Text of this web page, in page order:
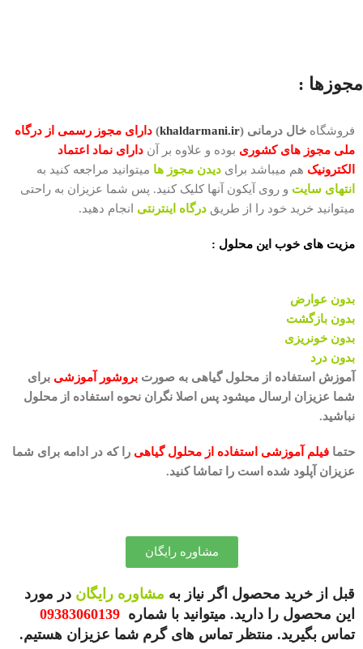
مجوزها :
فروشگاه خال درمانی (khaldarmani.ir
) دارای مجوز رسمی از درگاه
ملی مجوز های کشوری بوده و علاوه بر آن دارای نماد اعتماد
الکترونیک هم میباشد برای دیدن مجوز ها میتوانید مراجعه کنید به
انتهای سایت و روی آیکون آنها کلیک کنید. پس شما عزیزان به راحتی
میتوانید خرید خود را از طریق درگاه اینترنتی انجام دهید.
مزیت های خوب این محلول :
بدون عوارض
بدون بازگشت
بدون خونریزی
بدون درد
آموزش استفاده از محلول گیاهی به صورت بروشور آموزشی برای
شما عزیزان ارسال میشود پس اصلا نگران نحوه استفاده از محلول
نباشید.
حتما فیلم آموزشی استفاده از محلول گیاهی را که در ادامه برای شما
عزیزان آپلود شده است را تماشا کنید.
مشاوره رایگان
قبل از خرید محصول اگر نیاز به مشاوره رایگان در مورد
این محصول را دارید. میتوانید با شماره 09383060139
تماس بگیرید. منتظر تماس های گرم شما عزیزان هستیم.